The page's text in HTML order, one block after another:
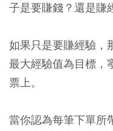
子是要賺錢？還是賺
如果只是要賺經驗，
最大經驗值為目標，
票上。
當你認為每筆下單所